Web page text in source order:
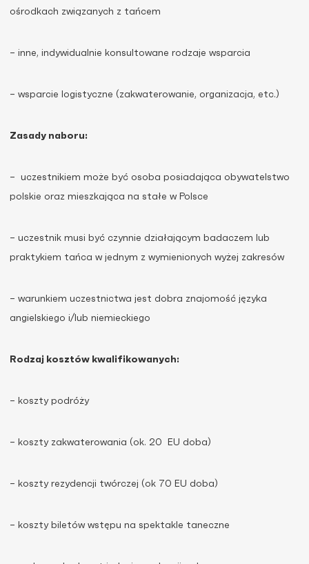
ośrodkach związanych z tańcem
– inne, indywidualnie konsultowane rodzaje wsparcia
– wsparcie logistyczne (zakwaterowanie, organizacja, etc.)
Zasady naboru:
– uczestnikiem może być osoba posiadająca obywatelstwo
polskie oraz mieszkająca na stałe w Polsce
– uczestnik musi być czynnie działającym badaczem lub
praktykiem tańca w jednym z wymienionych wyżej zakresów
– warunkiem uczestnictwa jest dobra znajomość języka
angielskiego i/lub niemieckiego
Rodzaj kosztów kwalifikowanych:
– koszty podróży
– koszty zakwaterowania (ok. 20 EU doba)
– koszty rezydencji twórczej (ok 70 EU doba)
– koszty biletów wstępu na spektakle taneczne